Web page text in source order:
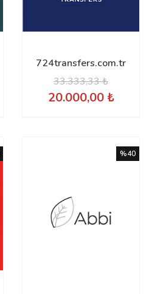
724transfers.com.tr
33.333,33 ₺
20.000,00 ₺
%40